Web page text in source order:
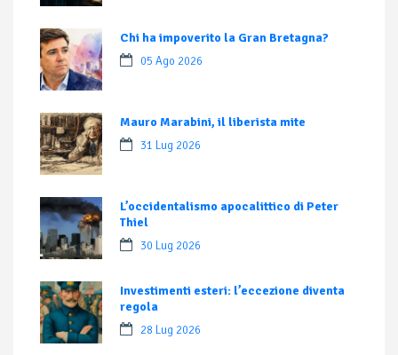
Chi ha impoverito la Gran Bretagna?
05 Ago 2026
Mauro Marabini, il liberista mite
31 Lug 2026
L’occidentalismo apocalittico di Peter
Thiel
30 Lug 2026
Investimenti esteri: l’eccezione diventa
regola
28 Lug 2026